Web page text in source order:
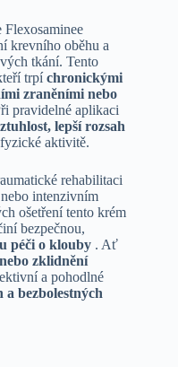
krevního oběhu a
tkání. Tento
trpíchronickými
zraněními nebo
pravidelné aplikaci
lepší rozsah
aktivitě.
rehabilitaci
intenzivním
ošetření tento krém
bezpečnou,
péči o klouby . Ať
zklidnění
a pohodlné
bezbolestných